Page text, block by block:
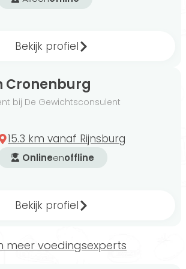
aangesloten consulenten in
zichzelf en hun aanpak
als doortastend, praktisch,
Wist je dat...
Matching tool
gemakkelijk
in regio Rijnsburg vindt
Jouw voorkeuren en
namelijk vergeleken met
beste match voor jou.
Bekijk profiel
Cronenburg
bij De Gewichtsconsulent
15.3 km vanaf Rijnsburg
Onlineenoffline
Bekijk profiel
meer voedingsexperts